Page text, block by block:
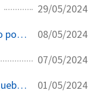
29/05/2024
Busca contra general Paulo Sérgio por fraude em cartão de vacinação 08/05/2024
07/05/2024
Gilmar anula monocraticamente quebra de sigilo da CPI do Banco Master por duas vezes 01/05/2024